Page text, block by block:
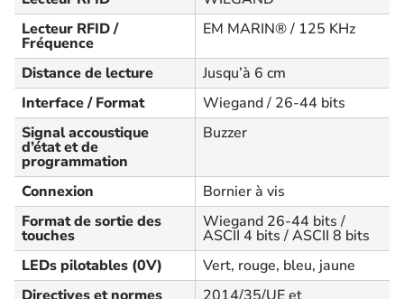
Lecteur RFID /
Fréquence
EM MARIN® / 125 KHz
Distance de lecture
Jusqu’à 6 cm
Interface / Format
Wiegand / 26-44 bits
Signal accoustique
d’état et de
programmation
Buzzer
Connexion
Bornier à vis
Format de sortie des
touches
Wiegand 26-44 bits /
ASCII 4 bits / ASCII 8 bits
LEDs pilotables (0V)
Vert, rouge, bleu, jaune